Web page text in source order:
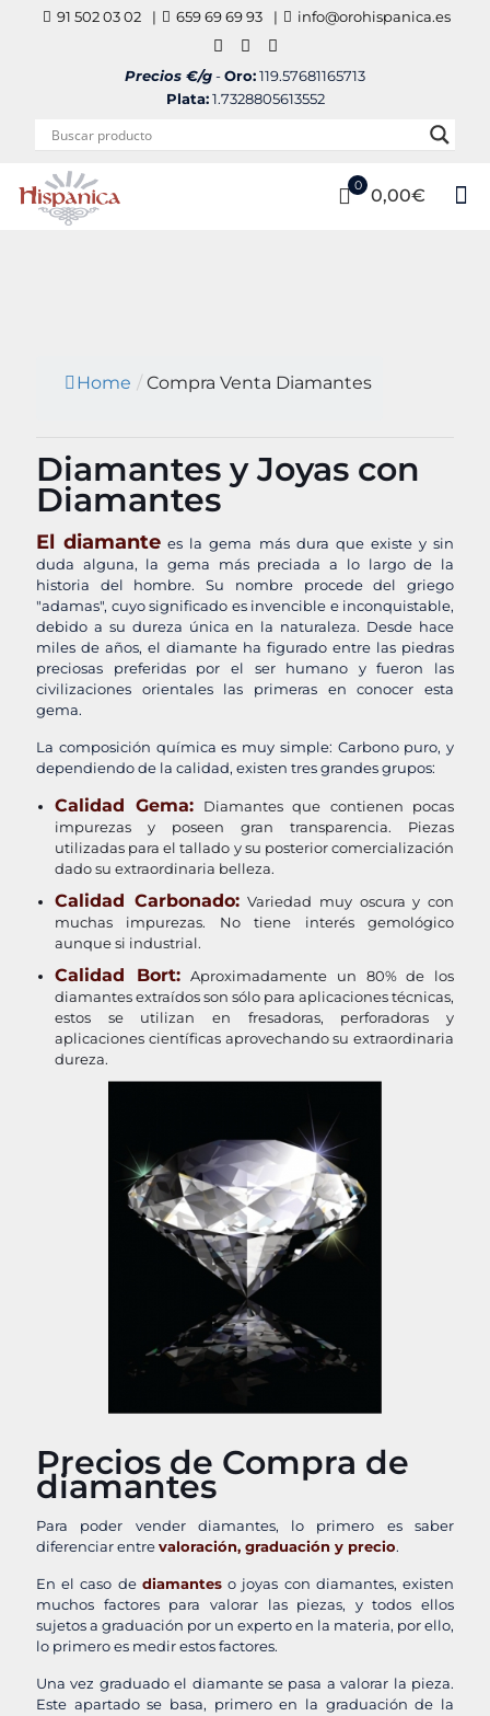
91 502 03 02 | 659 69 69 93 | info@orohispanica.es
Precios €/g-Oro:119.57681165713
Plata:1.7328805613552
0 0,00€
Home / Compra Venta Diamantes
Diamantes y Joyas con
Diamantes
El diamante es la gema más dura que existe y sin
duda alguna, la gema más preciada a lo largo de la
historia del hombre. Su nombre procede del griego
"adamas", cuyo significado es invencible e inconquistable,
debido a su dureza única en la naturaleza. Desde hace
miles de años, el diamante ha figurado entre las piedras
preciosas preferidas por el ser humano y fueron las
civilizaciones orientales las primeras en conocer esta
gema.
La composición química es muy simple: Carbono puro, y
dependiendo de la calidad, existen tres grandes grupos:
Calidad Gema: Diamantes que contienen pocas
impurezas y poseen gran transparencia. Piezas
utilizadas para el tallado y su posterior comercialización
dado su extraordinaria belleza.
Calidad Carbonado: Variedad muy oscura y con
muchas impurezas. No tiene interés gemológico
aunque si industrial.
Calidad Bort:
Aproximadamente un 80% de los
diamantes extraídos son sólo para aplicaciones técnicas,
estos se utilizan en fresadoras, perforadoras y
aplicaciones científicas aprovechando su extraordinaria
dureza.
Precios de Compra de
diamantes
Para poder vender diamantes, lo primero es saber
diferenciar entrevaloración, graduación y precio.
En el caso de diamanteso joyas con diamantes, existen
muchos factores para valorar las piezas, y todos ellos
sujetos a graduación por un experto en la materia, por ello,
lo primero es medir estos factores.
Una vez graduado el diamante se pasa a valorar la pieza.
Este apartado se basa, primero en la graduación de la